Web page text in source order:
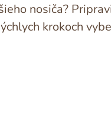
nosiča?
krokoch